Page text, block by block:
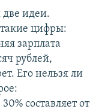
две идеи.
цифры:
зарплата
рублей,
Его нельзя ли
составляет от